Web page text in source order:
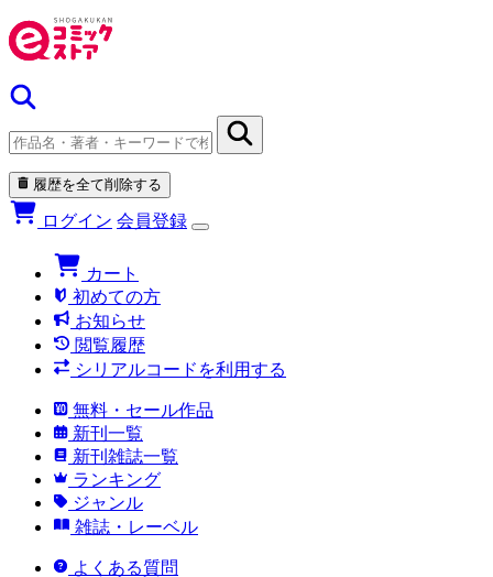
履歴を全て削除する
ログイン 会員登録
カート
初めての方
お知らせ
閲覧履歴
シリアルコードを利用する
無料・セール作品
新刊一覧
新刊雑誌一覧
ランキング
ジャンル
雑誌・レーベル
よくある質問